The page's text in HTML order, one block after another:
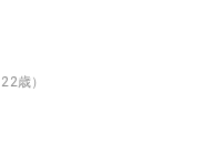
22歳）